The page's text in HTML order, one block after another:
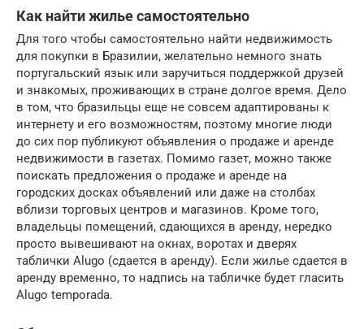
Как найти жилье самостоятельно
Для того чтобы самостоятельно найти недвижимость
для покупки в Бразилии, желательно немного знать
португальский язык или заручиться поддержкой друзей
и знакомых, проживающих в стране долгое время. Дело
в том, что бразильцы еще не совсем адаптированы к
интернету и его возможностям, поэтому многие люди
до сих пор публикуют объявления о продаже и аренде
недвижимости в газетах. Помимо газет, можно также
поискать предложения о продаже и аренде на
городских досках объявлений или даже на столбах
вблизи торговых центров и магазинов. Кроме того,
владельцы помещений, сдающихся в аренду, нередко
просто вывешивают на окнах, воротах и дверях
таблички Alugo (сдается в аренду). Если жилье сдается в
аренду временно, то надпись на табличке будет гласить
Alugo temporada.